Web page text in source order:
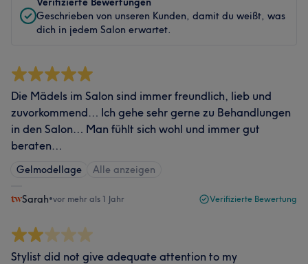
Geschrieben von unseren Kunden, damit du weißt, was
dich in jedem Salon erwartet.
Die Mädels im Salon sind immer freundlich, lieb und
zuvorkommend… Ich gehe sehr gerne zu Behandlungen
in den Salon… Man fühlt sich wohl und immer gut
beraten…
Gelmodellage Alle anzeigen
Sarah•vor mehr als 1 Jahr Verifizierte Bewertung
Stylist did not give adequate attention to my